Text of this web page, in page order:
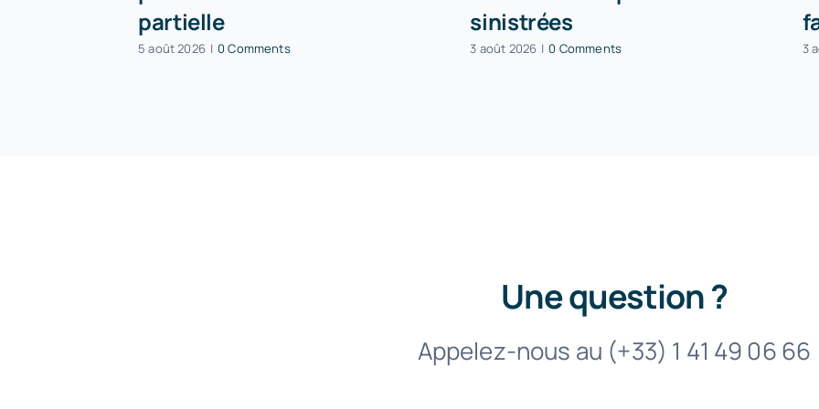
partielle
5 août 2026 | 0 Comments
sinistrées
3 août 2026 | 0 Comments 3
Une question ?
Appelez-nous au (+33) 1 41 49 06 66